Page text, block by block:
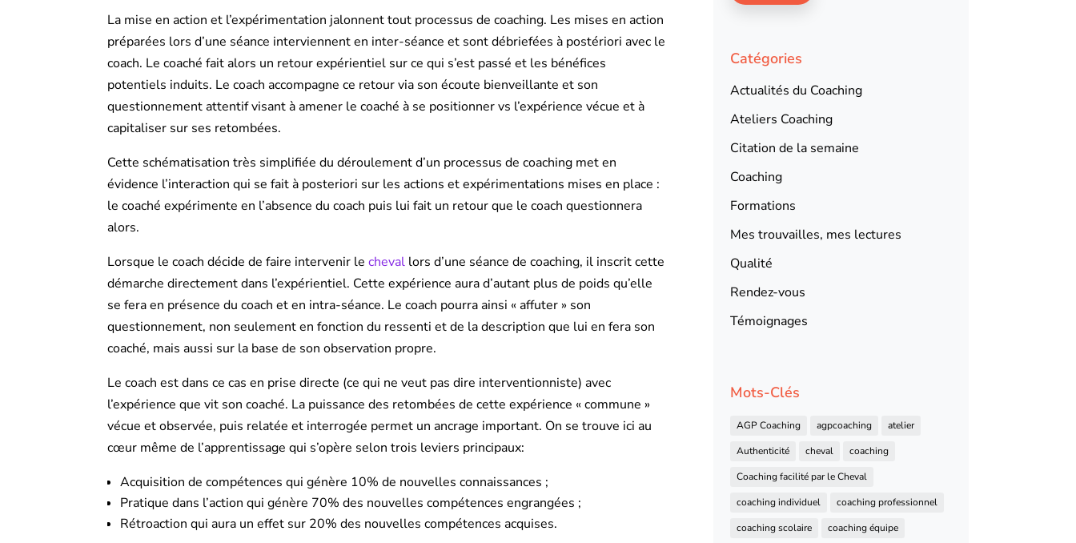
La mise en action et l’expérimentation jalonnent tout processus de coaching. Les mises en action
préparées lors d’une séance interviennent en inter-séance et sont débriefées à postériori avec le
coach. Le coaché fait alors un retour expérientiel sur ce qui s’est passé et les bénéfices
potentiels induits. Le coach accompagne ce retour via son écoute bienveillante et son
questionnement attentif visant à amener le coaché à se positionner vs l’expérience vécue et à
capitaliser sur ses retombées.
Cette schématisation très simplifiée du déroulement d’un processus de coaching met en
évidence l’interaction qui se fait à posteriori sur les actions et expérimentations mises en place :
le coaché expérimente en l’absence du coach puis lui fait un retour que le coach questionnera
alors.
Lorsque le coach décide de faire intervenir le cheval lors d’une séance de coaching, il inscrit cette
démarche directement dans l’expérientiel. Cette expérience aura d’autant plus de poids qu’elle
se fera en présence du coach et en intra-séance. Le coach pourra ainsi « affuter » son
questionnement, non seulement en fonction du ressenti et de la description que lui en fera son
coaché, mais aussi sur la base de son observation propre.
Le coach est dans ce cas en prise directe (ce qui ne veut pas dire interventionniste) avec
l’expérience que vit son coaché. La puissance des retombées de cette expérience « commune »
vécue et observée, puis relatée et interrogée permet un ancrage important. On se trouve ici au
cœur même de l’apprentissage qui s’opère selon trois leviers principaux:
Acquisition de compétences qui génère 10% de nouvelles connaissances ;
Pratique dans l’action qui génère 70% des nouvelles compétences engrangées ;
Rétroaction qui aura un effet sur 20% des nouvelles compétences acquises.
Catégories
Actualités du Coaching
Ateliers Coaching
Citation de la semaine
Coaching
Formations
Mes trouvailles, mes lectures
Qualité
Rendez-vous
Témoignages
Mots-Clés
AGP Coaching agpcoaching
atelier
Authenticité
cheval
coaching
Coaching facilité par le Cheval
coaching individuel
coaching professionnel
coaching scolaire
coaching équipe